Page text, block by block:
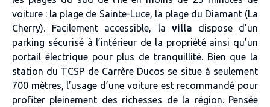
voiture : la plage de Sainte-Luce, la plage du Diamant (La
Cherry). Facilement accessible, la villa dispose d’un
parking sécurisé à l’intérieur de la propriété ainsi qu’un
portail électrique pour plus de tranquillité. Bien que la
station du TCSP de Carrère Ducos se situe à seulement
700 mètres, l’usage d’une voiture est recommandé pour
profiter pleinement des richesses de la région. Pensée